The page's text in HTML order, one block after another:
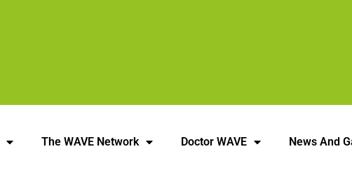
The WAVE Network Doctor WAVE News And